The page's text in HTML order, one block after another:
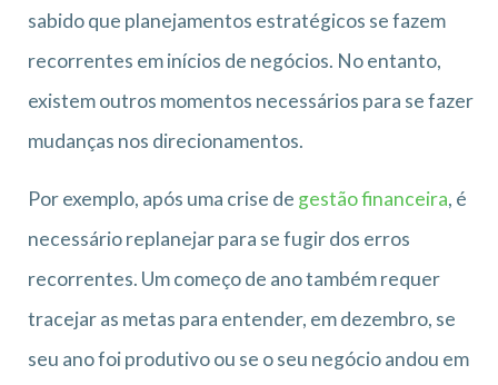
sabido que planejamentos estratégicos se fazem
recorrentes em inícios de negócios. No entanto,
existem outros momentos necessários para se fazer
mudanças nos direcionamentos.
Por exemplo, após uma crise de gestão financeira, é
necessário replanejar para se fugir dos erros
recorrentes. Um começo de ano também requer
tracejar as metas para entender, em dezembro, se
seu ano foi produtivo ou se o seu negócio andou em